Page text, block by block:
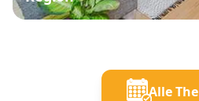
Alle